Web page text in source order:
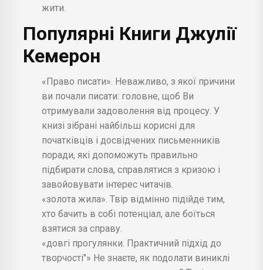
жити.
Популярні Книги Джулії
Кемерон
«Право писати». Неважливо, з якої причини
ви почали писати: головне, щоб Ви
отримували задоволення від процесу. У
книзі зібрані найбільш корисні для
початківців і досвідчених письменників
поради, які допоможуть правильно
підбирати слова, справлятися з кризою і
завойовувати інтерес читачів.
«золота жила». Твір відмінно підійде тим,
хто бачить в собі потенціал, але боїться
взятися за справу.
«довгі прогулянки. Практичний підхід до
творчості"» Не знаєте, як подолати виниклі